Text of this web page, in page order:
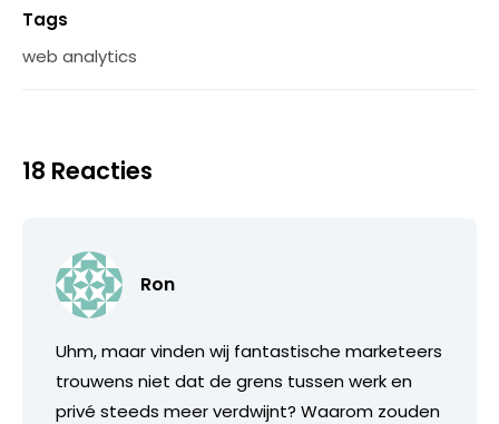
Tags
web analytics
18 Reacties
Ron
Uhm, maar vinden wij fantastische marketeers
trouwens niet dat de grens tussen werk en
privé steeds meer verdwijnt? Waarom zouden